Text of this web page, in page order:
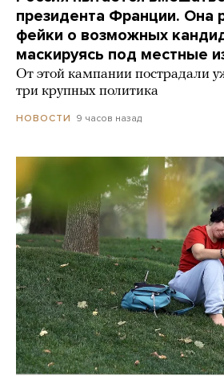
президента Франции. Она
фейки о возможных
маскируясь под местные
От этой кампании пострадали
три крупных политика
НОВОСТИ 9 часов назад